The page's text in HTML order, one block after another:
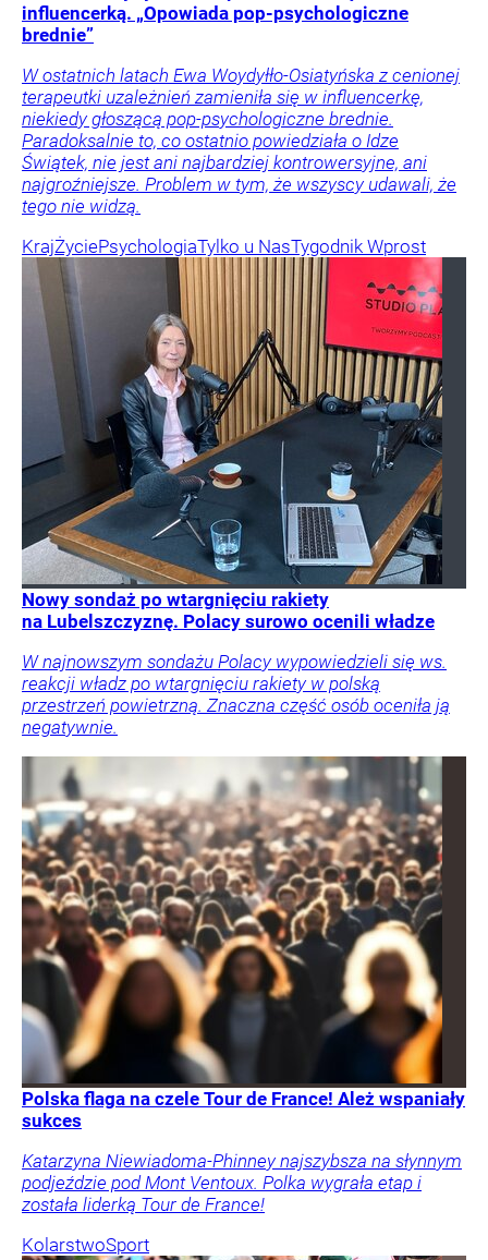
influencerką. „Opowiada pop-psychologiczne
brednie”
W ostatnich latach Ewa Woydyłło-Osiatyńska z cenionej
terapeutki uzależnień zamieniła się w influencerkę,
niekiedy głoszącą pop-psychologiczne brednie.
Paradoksalnie to, co ostatnio powiedziała o Idze
Świątek, nie jest ani najbardziej kontrowersyjne, ani
najgroźniejsze. Problem w tym, że wszyscy udawali, że
tego nie widzą.
KrajŻyciePsychologiaTylko u NasTygodnik Wprost
Nowy sondaż po wtargnięciu rakiety
na Lubelszczyznę. Polacy surowo ocenili władze
W najnowszym sondażu Polacy wypowiedzieli się ws.
reakcji władz po wtargnięciu rakiety w polską
przestrzeń powietrzną. Znaczna część osób oceniła ją
negatywnie.
Polska flaga na czele Tour de France! Ależ wspaniały
sukces
Katarzyna Niewiadoma-Phinney najszybsza na słynnym
podjeździe pod Mont Ventoux. Polka wygrała etap i
została liderką Tour de France!
KolarstwoSport